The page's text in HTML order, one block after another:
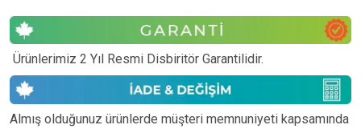
Ürünlerimiz 2 Yıl Resmi Disbiritör Garantilidir.
Almış olduğunuz ürünlerde müşteri memnuniyeti kapsamında